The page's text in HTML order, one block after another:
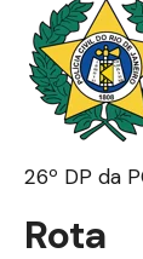
26º DP da
Rota